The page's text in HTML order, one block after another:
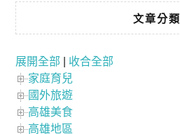
文章分類
展開全部
收合全部
家庭育兒
國外旅遊
高雄美食
高雄地區